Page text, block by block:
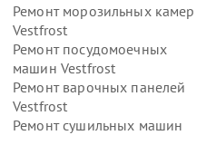
Ремонт морозильных камер
Vestfrost
Ремонт посудомоечных
машин Vestfrost
Ремонт варочных панелей
Vestfrost
Ремонт сушильных машин